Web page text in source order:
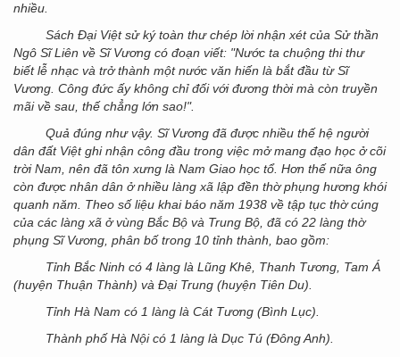
nhiều.
Sách Đại Việt sử ký toàn thư chép lời nhận xét của Sử thần
Ngô Sĩ Liên về Sĩ Vương có đoạn viết: "Nước ta chuộng thi thư
biết lễ nhạc và trở thành một nước văn hiến là bắt đầu từ Sĩ
Vương. Công đức ấy không chỉ đối với đương thời mà còn truyền
mãi về sau, thế chẳng lớn sao!".
Quả đúng như vậy. Sĩ Vương đã được nhiều thế hệ người
dân đất Việt ghi nhận công đầu trong việc mở mang đạo học ở cõi
trời Nam, nên đã tôn xưng là Nam Giao học tổ. Hơn thế nữa ông
còn được nhân dân ở nhiều làng xã lập đền thờ phụng hương khói
quanh năm. Theo số liệu khai báo năm 1938 về tập tục thờ cúng
của các làng xã ở vùng Bắc Bộ và Trung Bộ, đã có 22 làng thờ
phụng Sĩ Vương, phân bố trong 10 tỉnh thành, bao gồm:
Tỉnh Bắc Ninh có 4 làng là Lũng Khê, Thanh Tương, Tam Á
(huyện Thuận Thành) và Đại Trung (huyện Tiên Du).
Tỉnh Hà Nam có 1 làng là Cát Tương (Bình Lục).
Thành phố Hà Nội có 1 làng là Dục Tú (Đông Anh).